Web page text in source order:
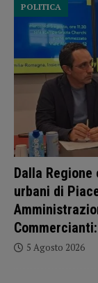
Dalla
urbani di
POLITICA
5 Agosto 2026